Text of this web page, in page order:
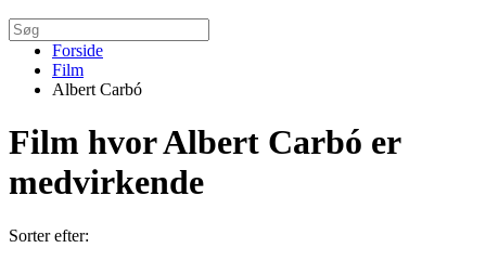
Forside
Film
Albert Carbó
Film hvor Albert Carbó er
medvirkende
Sorter efter: